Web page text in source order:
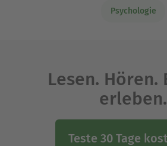
Psychologie
Lesen. Hören.
erleben.
Teste 30 Tage